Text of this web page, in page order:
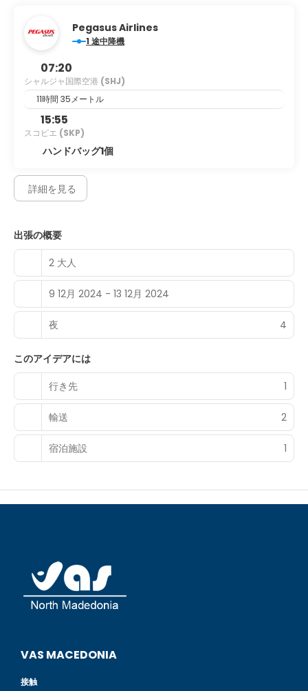
Make yourself at home in one of the 421 air-conditioned
Complimentary wireless internet access keeps you
connected, and satellite programming is available for
your entertainment. Private bathrooms with separate
bathtubs and showers feature bidets and hair dryers.
Conveniences include phones, as well as safes and desks.
Stop by the hotel's restaurant, Al Dawaar, for lunch,
shops/cafes, and 24-hour room service is provided. Relax
with a refreshing drink from the poolside bar or one of the
4 bars/lounges. Full breakfasts are available daily from
Featured amenities include a business center, limo/town
car service, and express check-out. Planning an event in
Dubai? This hotel has 43056 square feet (4000 square
meters) of space consisting of conference space and 17
meeting rooms. A shuttle from the airport to the hotel is
provided for a surcharge (available 24 hours), and free
self parking is available onsite.
Pegasus Airlines
1 途中降機
07:20
シャルジャ国際空港 (SHJ)
11時間 35メートル
15:55
スコピエ (SKP)
ハンドバッグ1個
詳細を見る
出張の概要
2 大人
9 12月 2024 - 13 12月 2024
夜 4
このアイデアには
行き先
1
輸送 2
宿泊施設 1
VAS MACEDONIA
接触